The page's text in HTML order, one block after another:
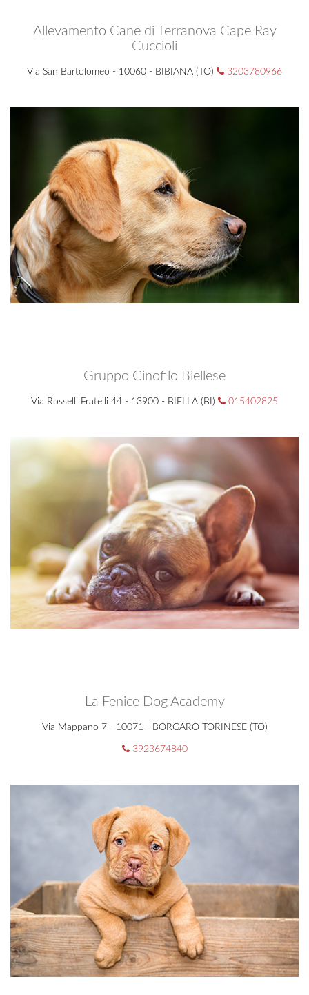
Allevamento Cane di Terranova Cape Ray
Cuccioli
Via San Bartolomeo - 10060 - BIBIANA (TO) 3203780966
Gruppo Cinofilo Biellese
Via Rosselli Fratelli 44 - 13900 - BIELLA (BI) 015402825
La Fenice Dog Academy
Via Mappano 7 - 10071 - BORGARO TORINESE (TO)
3923674840